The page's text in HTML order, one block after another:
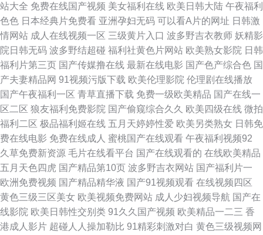
片一区 91精选处女 中文字幕之二 老湿机黄色 91网站亚洲 国产色全网 人妻
av导航一区 国产精品免费九九 91爱豆传媒 亚欧影视 久久欧美精品久久 91
污桃色 草久女同在线 欧美屁屁影院移动热线 国产免费观看 一本道伊人大香
蕉AV 亚洲第一无毛 久久成人久久 91夜色资源网 成人导航亚洲av 欧美日韩
黑人社区 草莓视频免费观看在线 欧美性爱无线传媒 色色吴梦婷视频 韩国理
论在线观看 91成人进入网站 中文字幕在线观看 麻豆mv视频 AV网站免费在
线线看 在线尤物av 熊猫网站成人 久久AⅤ 91情侣情趣视频 91美视频 免费色
网 成人一区三区 青青草日韩精品 少妇人妻一区二区 黄色仓库官方首页 91蔴
站大全 免费在线国产视频 美女福利在线 欧美日韩大陆 午夜福利
色色 日本经典片免费看 亚洲孕妇无码 可以看A片的网址 日韩激
情网站 成人在线视频一区 三级黄片入口 波多野吉衣教师 妖精影
院日韩无码 波多野结超碰 福利社黄色片网站 欧美熟女影院 日韩
福利片第三页 国产传媒撸在线 最新在线电影 国产色产综合色 国
产夫妻精品网 91视频污版下载 欧美伦理影院 伦理剧在线播放
国产午夜福利一区 青草直播下载 免费一级欧美精品 国产在线一
区二区 狼友福利免费影院 国产偷窥综合久久 欧美四级在线 微拍
福利二区 极品福利姬在线 五月天婷婷性爱 欧美另类熟女 日韩免
费在线电影 免费在线成人 蜜桃国产在线观看 午夜福利视频92
久草免费新资源 毛片在线看平台 国产在线观看的 在线欧美精品
五月天色四虎 国产精品第10页 波多野吉衣网站 国产福利片一
欧洲免费视频 国产精品精华液 国产91视频观看 在线视频四区
黄色三级三区美女 欧美视频免费网站 成人少妇视频导航 国产在
线影院 欧美日韩性交别类 91久久国产视频 欧美精品一二三 香
港成人影片 超碰人人操加勒比 91精彩刺激对白 黄色三级视频网